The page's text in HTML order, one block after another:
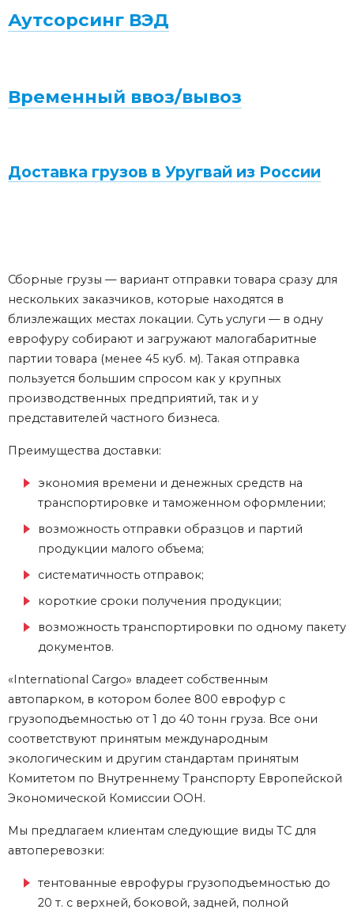
Аутсорсинг ВЭД
Временный ввоз/вывоз
Доставка грузов в Уругвай из России
Сборные грузы — вариант отправки товара сразу для
нескольких заказчиков, которые находятся в
близлежащих местах локации. Суть услуги — в одну
еврофуру собирают и загружают малогабаритные
партии товара (менее 45 куб. м). Такая отправка
пользуется большим спросом как у крупных
производственных предприятий, так и у
представителей частного бизнеса.
Преимущества доставки:
экономия времени и денежных средств на
транспортировке и таможенном оформлении;
возможность отправки образцов и партий
продукции малого объема;
систематичность отправок;
короткие сроки получения продукции;
возможность транспортировки по одному пакету
документов.
«International Cargo» владеет собственным
автопарком, в котором более 800 еврофур с
грузоподъемностью от 1 до 40 тонн груза. Все они
соответствуют принятым международным
экологическим и другим стандартам принятым
Комитетом по Внутреннему Транспорту Европейской
Экономической Комиссии ООН.
Мы предлагаем клиентам следующие виды ТС для
автоперевозки:
тентованные еврофуры грузоподъемностью до
20 т. с верхней, боковой, задней, полной